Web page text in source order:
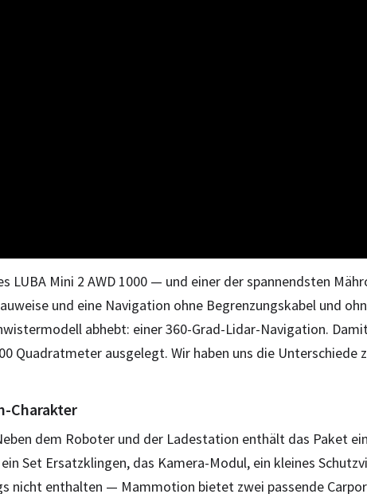
LUBA Mini 2 AWD 1000 — und einer der spannendsten
und eine Navigation ohne Begrenzungskabel und
abhebt: einer 360-Grad-Lidar-Navigation.
Quadratmeter ausgelegt. Wir haben uns die Unterschiede
Charakter
dem Roboter und der Ladestation enthält das Paket
Set Ersatzklingen, das Kamera-Modul, ein kleines
nicht enthalten — Mammotion bietet zwei passende